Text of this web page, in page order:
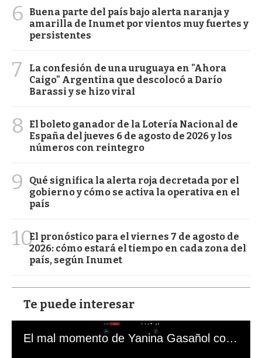
6
Buena parte del país bajo alerta naranja y
amarilla de Inumet por vientos muy fuertes y
persistentes
7
La confesión de una uruguaya en "Ahora
Caigo" Argentina que descolocó a Darío
Barassi y se hizo viral
8
El boleto ganador de la Lotería Nacional de
España del jueves 6 de agosto de 2026 y los
números con reintegro
9
Qué significa la alerta roja decretada por el
gobierno y cómo se activa la operativa en el
país
10El pronóstico para el viernes 7 de agosto de
2026: cómo estará el tiempo en cada zona del
país, según Inumet
Te puede interesar
El mal momento de Yanina Gasañol con un hincha argentino en "Subrayado"